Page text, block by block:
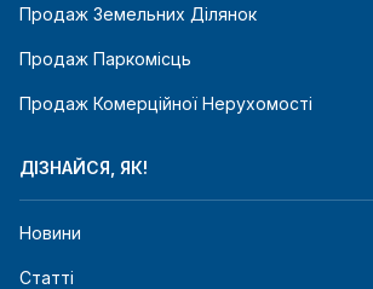
Продаж Земельних Ділянок
Продаж Паркомісць
Продаж Комерційної Нерухомості
ДІЗНАЙСЯ, ЯК!
Новини
Статті